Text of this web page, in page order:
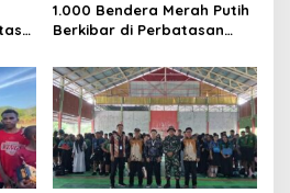
1.000 Bendera Merah Putih
Berkibar di Perbatasan